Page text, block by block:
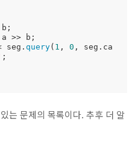
seg.
query( 1 , 0 , seg.ca
;
는 문제의 목록이다. 추후 더 알